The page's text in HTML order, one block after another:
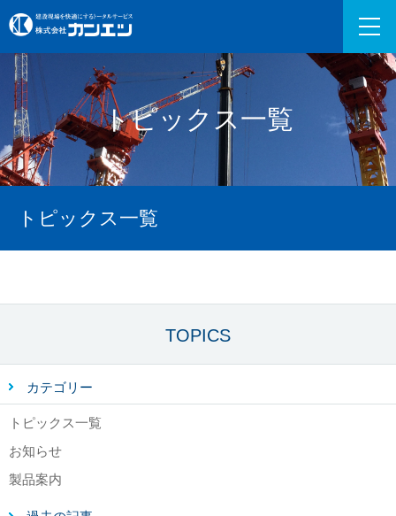
トピックス一覧
トピックス一覧
TOPICS
カテゴリー
トピックス一覧
お知らせ
製品案内